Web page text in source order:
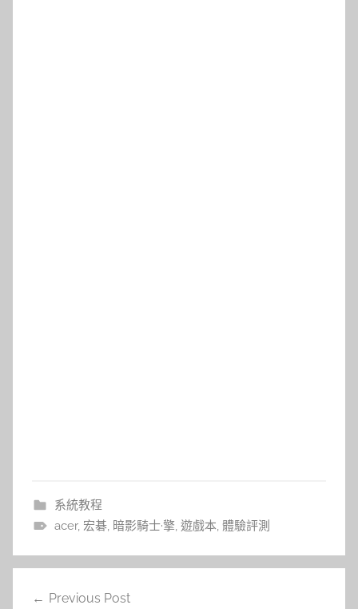
系統教程
acer, 宏碁, 暗影騎士·擎, 遊戲本, 體驗評測
Previous Post